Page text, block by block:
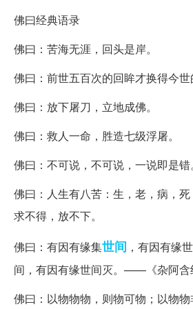
佛曰经典语录
佛曰：苦海无涯，回头是岸。
佛曰：前世五百次的回眸才换得今世
佛曰：放下屠刀，立地成佛。
佛曰：救人一命，胜造七级浮屠。
佛曰：不可说，不可说，一说即是错。
佛曰：人生有八苦：生，老，病，死
求不得，放不下。
佛曰：有因有缘集世间 ，有因有缘
间，有因有缘世间灭。——《杂阿含
佛曰：以物物物，则物可物；以物